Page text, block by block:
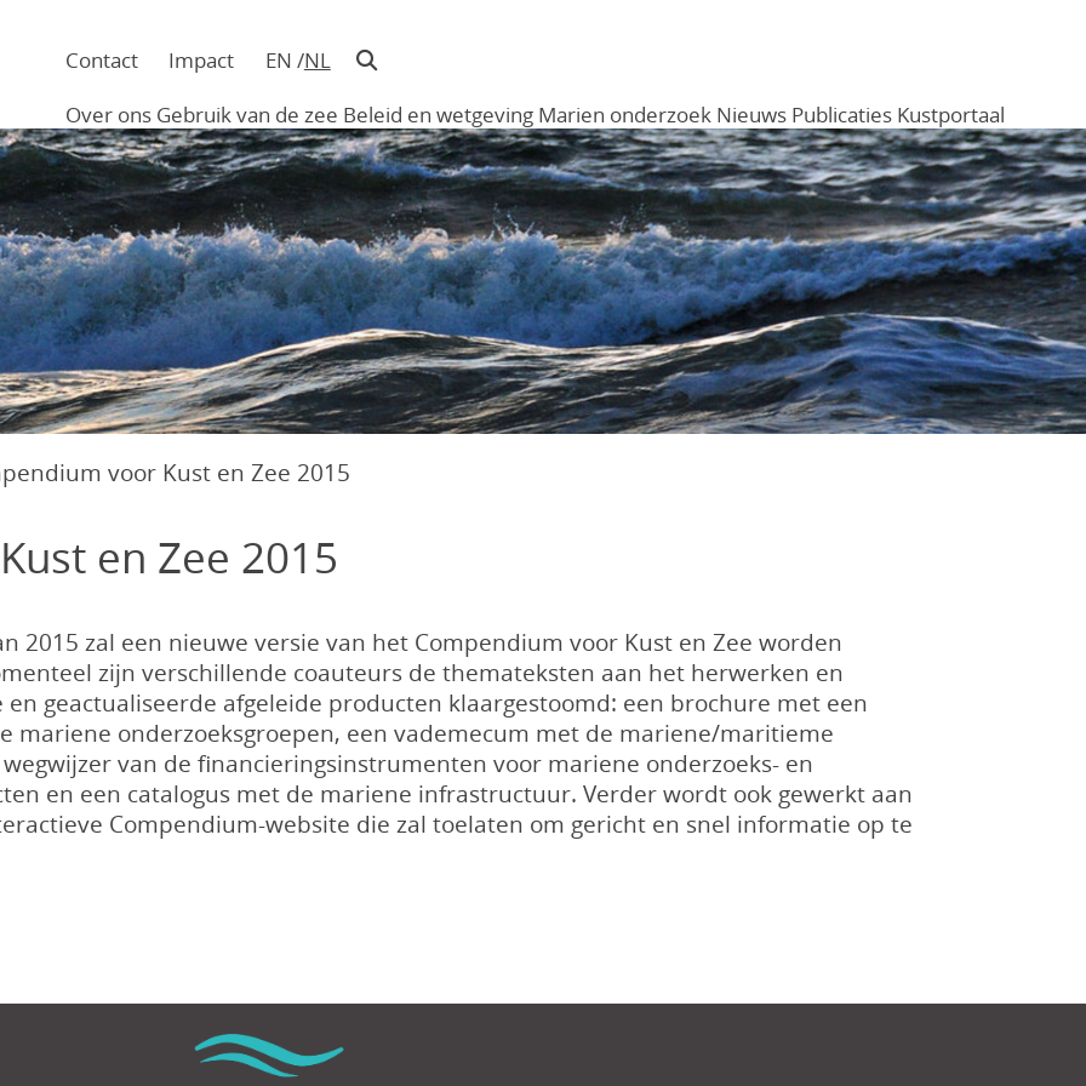
in
hoofding
Contact Impact EN NL
Main
navigation
Menu
Over ons Gebruik van de zee Beleid en wetgeving Marien onderzoek Nieuws Publicaties Kustportaal
voor Kust en Zee 2015
en Zee 2015
2015 zal een nieuwe versie van het Compendium voor Kust en Zee worden
zijn verschillende coauteurs de themateksten aan het herwerken en
geactualiseerde afgeleide producten klaargestoomd: een brochure met een
mariene onderzoeksgroepen, een vademecum met de mariene/maritieme
van de financieringsinstrumenten voor mariene onderzoeks- en
en een catalogus met de mariene infrastructuur. Verder wordt ook gewerkt aan
Compendium-website die zal toelaten om gericht en snel informatie op te